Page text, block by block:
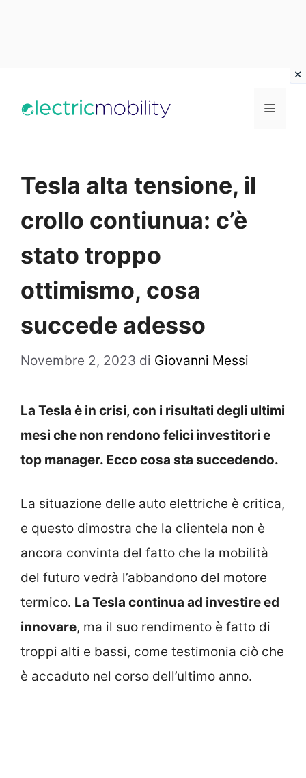
Menu
Tesla alta tensione, il
crollo contiunua: c’è
stato troppo
ottimismo, cosa
succede adesso
Novembre 2, 2023 di Giovanni Messi
La Tesla è in crisi, con i risultati degli ultimi
mesi che non rendono felici investitori e
top manager. Ecco cosa sta succedendo.
La situazione delle auto elettriche è critica,
e questo dimostra che la clientela non è
ancora convinta del fatto che la mobilità
del futuro vedrà l’abbandono del motore
termico. La Tesla continua ad investire ed
innovare, ma il suo rendimento è fatto di
troppi alti e bassi, come testimonia ciò che
è accaduto nel corso dell’ultimo anno.